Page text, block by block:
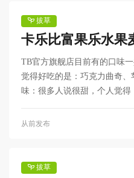
拔草
卡乐比富果乐水果
TB官方旗舰店目前有的口味
觉得好吃的是：巧克力曲奇
味：很多人说很甜，个人觉得
从前发布
拔草